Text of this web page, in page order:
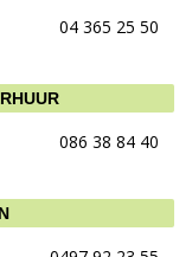
04 365 25 50
086 38 84 40